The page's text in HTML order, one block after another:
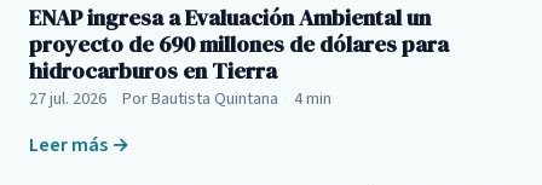
ENAP ingresa a Evaluación Ambiental un
proyecto de 690 millones de dólares para
hidrocarburos en Tierra
27 jul. 2026 Por Bautista Quintana 4 min
Leer más →